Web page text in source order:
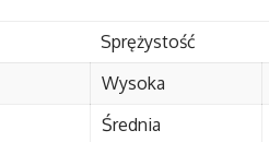
Sprężystość
Wysoka
Średnia